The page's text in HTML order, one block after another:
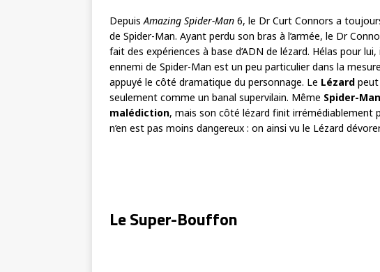
DepuisAmazing Spider-Man 6, le Dr Curt Connors a
de Spider-Man. Ayant perdu son bras à l’armée, le Dr
fait des expériences à base d’ADN de lézard. Hélas pour
ennemi de Spider-Man est un peu particulier dans la
appuyé le côté dramatique du personnage. Le Lézard
seulement comme un banal supervilain. Même Spider-Man
malédiction, mais son côté lézard finit irrémédiablement
n’en est pas moins dangereux : on ainsi vu le Lézard
Le Super-Bouffon